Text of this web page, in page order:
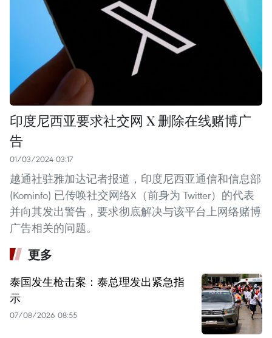
印度尼西亚要求社交网 X 删除在线赌博广
告
01/03/2024 03:17
越通社驻雅加达记者报道，印度尼西亚通信和信息部
(Kominfo) 已传唤社交网络X（前身为 Twitter）的代表
并向其发出警告，要求彻底解决与该平台上网络赌博
广告相关的问题。
更多
泰国发生枪击案：泰总理发出紧急指
示
07/08/2026 08:55